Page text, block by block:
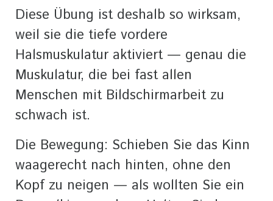
Diese Übung ist deshalb so wirksam,
weil sie die tiefe vordere
Halsmuskulatur aktiviert — genau die
Muskulatur, die bei fast allen
Menschen mit Bildschirmarbeit zu
schwach ist.
Die Bewegung: Schieben Sie das Kinn
waagerecht nach hinten, ohne den
Kopf zu neigen — als wollten Sie ein